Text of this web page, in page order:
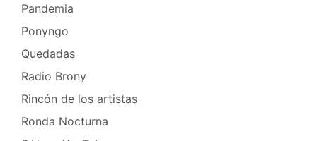
Pandemia
Ponyngo
Quedadas
Radio Brony
Rincón de los artistas
Ronda Nocturna